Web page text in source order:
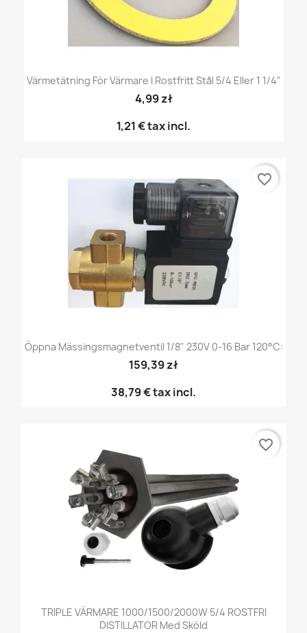
Värmetätning För Värmare I Rostfritt Stål 5/4 Eller 1 1/4"
4,99 zł
1,21 €tax incl.
Öppna Mässingsmagnetventil 1/8" 230V 0-16 Bar 120°C:
159,39 zł
38,79 €tax incl.
favorite_border
TRIPLE VÄRMARE 1000/1500/2000W 5/4 ROSTFRI
DISTILLATOR Med Sköld
favorite_border